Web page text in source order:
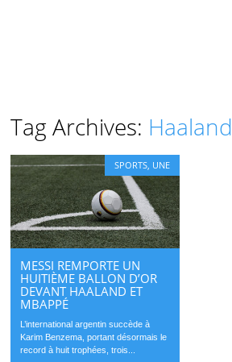
Tag Archives: Haaland
SPORTS UNE
MESSI REMPORTE UN
HUITIÈME BALLON D’OR
DEVANT HAALAND ET
MBAPPÉ
L’international argentin succède à
Karim Benzema, portant désormais le
record à huit trophées, trois...